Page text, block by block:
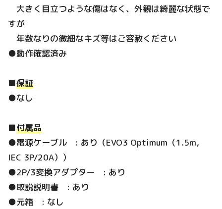
大きく目立つような傷はなく、外観は綺麗な状態で
すが
年数なりの微細なキズ等はご容赦ください
●動作確認済み
■保証
●なし
■付属品
●電源ケーブル : あり（EVO3 Optimum（1.5m，
IEC 3P/20A））
●2P/3変換アダプター : あり
●取説説明書 : あり
●元箱 : なし